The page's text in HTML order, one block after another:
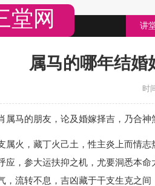
堂网 讲
属马的哪年结婚
时
属马的朋友，论及婚嫁择吉，乃合神
属火，藏丁火己土，性主炎上而情
应，参大运扶抑之机，尤要洞悉本
，流转不息，吉凶藏于干支生克之